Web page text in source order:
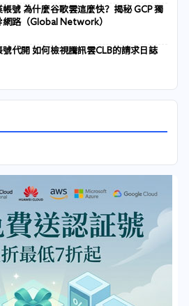
帳號 為什麼谷歌雲這麼快？揭秘 GCP 獨
網路（Global Network）
代開 如何檢視騰訊雲CLB的請求日誌